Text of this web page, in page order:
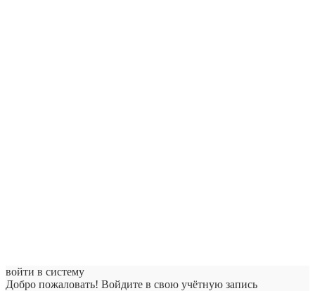
войти в систему
Добро пожаловать! Войдите в свою учётную запись